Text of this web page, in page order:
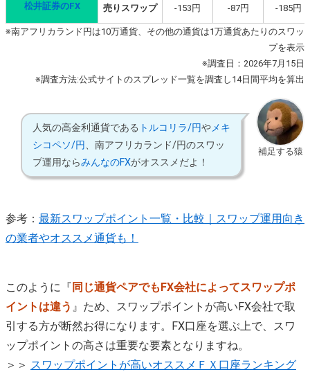
松井証券のFX 売りスワップ -153円 -87円 -185円
※南アフリカランド円は10万通貨、その他の通貨は1万通貨あたりのスワッ
プを表示
※調査日：2026年7月15日
※調査方法:公式サイトのスプレッド一覧を調査し14日間平均を算出
補足する猿
人気の高金利通貨である トルコリラ/円やメキ
シコペソ/円、南アフリカランド/円のスワッ
プ運用ならみんなのFXがオススメだよ！
参考： 最新スワップポイント一覧・比較｜スワップ運用向き
の業者やオススメ通貨も！
このように『 同じ通貨ペアでもFX会社によってスワップポ
イントは違う 』ため、スワップポイントが高いFX会社で取
引する方が断然お得になります。FX口座を選ぶ上で、スワ
ップポイントの高さは重要な要素となりますね。
＞＞ スワップポイントが高いオススメＦＸ口座ランキング